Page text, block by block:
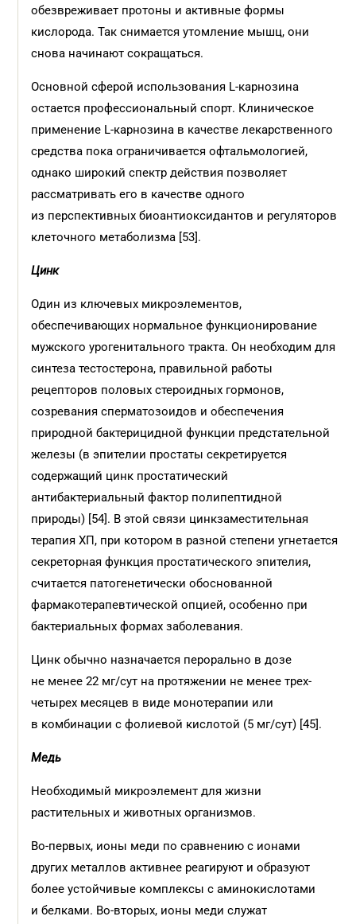
обезвреживает протоны и активные формы
кислорода. Так снимается утомление мышц, они
снова начинают сокращаться.
Основной сферой использования L-карнозина
остается профессиональный спорт. Клиническое
применение L-карнозина в качестве лекарственного
средства пока ограничивается офтальмологией,
однако широкий спектр действия позволяет
рассматривать его в качестве одного
из перспективных биоантиоксидантов и регуляторов
клеточного метаболизма [53].
Цинк
Один из ключевых микроэлементов,
обеспечивающих нормальное функционирование
мужского урогенитального тракта. Он необходим для
синтеза тестостерона, правильной работы
рецепторов половых стероидных гормонов,
созревания сперматозоидов и обеспечения
природной бактерицидной функции предстательной
железы (в эпителии простаты секретируется
содержащий цинк простатический
антибактериальный фактор полипептидной
природы) [54]. В этой связи цинкзаместительная
терапия ХП, при котором в разной степени угнетается
секреторная функция простатического эпителия,
считается патогенетически обоснованной
фармакотерапевтической опцией, особенно при
бактериальных формах заболевания.
Цинк обычно назначается перорально в дозе
не менее 22 мг/сут на протяжении не менее трех-
четырех месяцев в виде монотерапии или
в комбинации с фолиевой кислотой (5 мг/сут) [45].
Медь
Необходимый микроэлемент для жизни
растительных и животных организмов.
Во-первых, ионы меди по сравнению с ионами
других металлов активнее реагируют и образуют
более устойчивые комплексы с аминокислотами
и белками. Во-вторых, ионы меди служат